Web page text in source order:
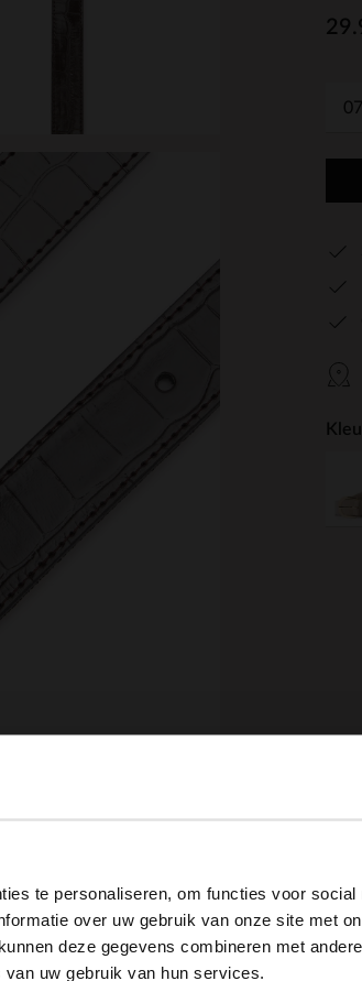
te personaliseren, om functies voor social
over uw gebruik van onze site met
deze gegevens combineren met
uw gebruik van hun services.
language isn't Dutch. Would you like to